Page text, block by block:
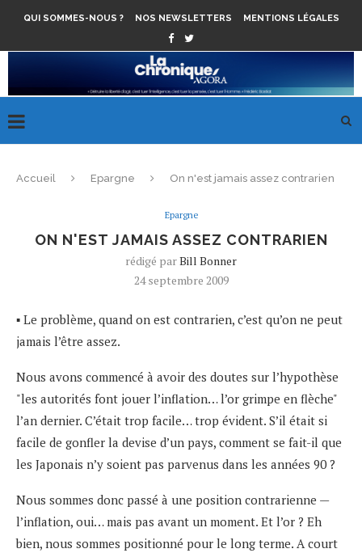
QUI SOMMES-NOUS ? NOS NEWSLETTERS MENTIONS LÉGALES
Accueil Epargne On n'est jamais assez contrarien
Epargne
ON N'EST JAMAIS ASSEZ CONTRARIEN
rédigé parBill Bonner
24 septembre 2009
▪ Le problème, quand on est contrarien, c’est qu’on ne peut
jamais l’être assez.
Nous avons commencé à avoir des doutes sur l’hypothèse
"les autorités font jouer l’inflation… l’or grimpe en flèche"
l’an dernier. C’était trop facile… trop évident. S’il était si
facile de gonfler la devise d’un pays, comment se fait-il que
les Japonais n’y soient pas parvenus dans les années 90 ?
Nous sommes donc passé à une position contrarienne —
l’inflation, oui… mais pas avant un moment. Et l’or ? Eh
bien, nous sommes positionné pour le long terme. A court